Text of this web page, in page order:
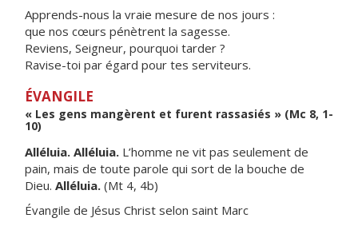
Apprends-nous la vraie mesure de nos jours :
que nos cœurs pénètrent la sagesse.
Reviens, Seigneur, pourquoi tarder ?
Ravise-toi par égard pour tes serviteurs.
ÉVANGILE
« Les gens mangèrent et furent rassasiés » (Mc 8, 1-
10)
Alléluia. Alléluia. L’homme ne vit pas seulement de
pain, mais de toute parole qui sort de la bouche de
Dieu. Alléluia. (Mt 4, 4b)
Évangile de Jésus Christ selon saint Marc